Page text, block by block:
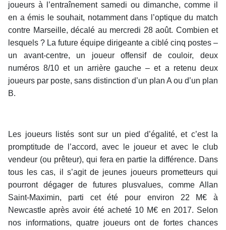
joueurs à l’entraînement samedi ou dimanche, comme il
en a émis le souhait, notamment dans l’optique du match
contre Marseille, décalé au mercredi 28 août. Combien et
lesquels ? La future équipe dirigeante a ciblé cinq postes –
un avant-centre, un joueur offensif de couloir, deux
numéros 8/10 et un arrière gauche – et a retenu deux
joueurs par poste, sans distinction d’un plan A ou d’un plan
B.
Les joueurs listés sont sur un pied d’égalité, et c’est la
promptitude de l’accord, avec le joueur et avec le club
vendeur (ou prêteur), qui fera en partie la différence. Dans
tous les cas, il s’agit de jeunes joueurs prometteurs qui
pourront dégager de futures plusvalues, comme Allan
Saint-Maximin, parti cet été pour environ 22 M€ à
Newcastle après avoir été acheté 10 M€ en 2017. Selon
nos informations, quatre joueurs ont de fortes chances